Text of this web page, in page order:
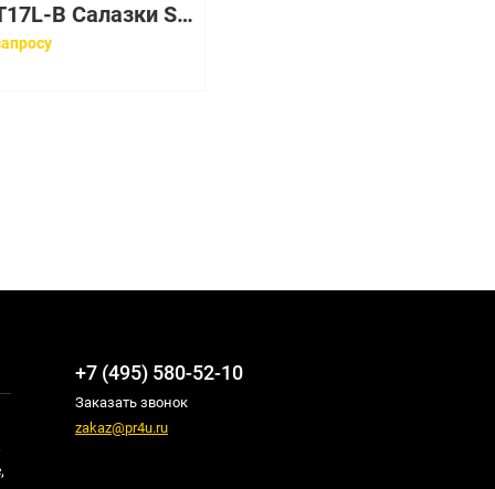
CSE-PT17L-B Салазки Supermicro Hard Drive Carrier Tray 1x3.5-1/3H
+7 (495) 580-52-10
Заказать звонок
zakaz@pr4u.ru